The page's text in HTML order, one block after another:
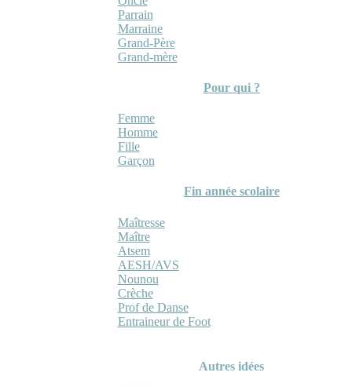
Parrain
Marraine
Grand-Père
Grand-mère
Pour qui ?
Femme
Homme
Fille
Garçon
Fin année scolaire
Maîtresse
Maître
Atsem
AESH/AVS
Nounou
Crèche
Prof de Danse
Entraineur de Foot
Autres idées